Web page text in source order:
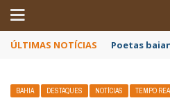
ÚLTIMAS NOTÍCIAS Poetas
BAHIA DESTAQUES NOTÍCIAS TEMPO